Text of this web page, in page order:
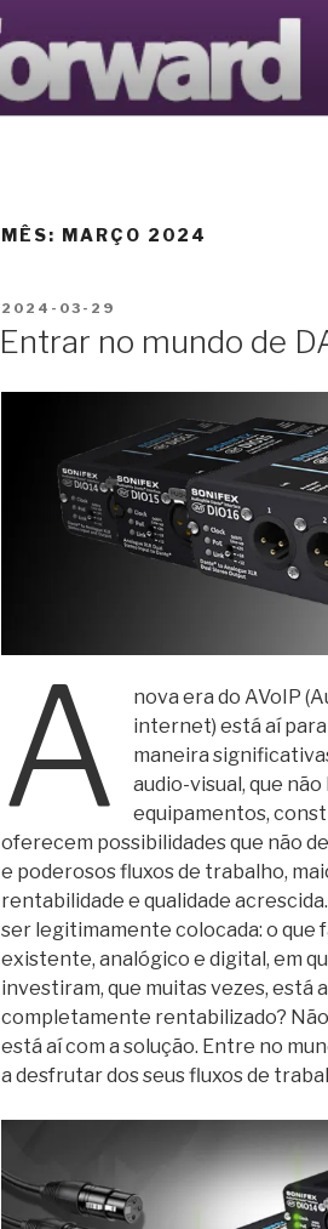
AVANTOOLS
O Blogue da Avantools Lda
MÊS: MARÇO 2024
PUBLICADO
2024-03-29
Entrar no mundo de
A
nova era do AVoIP
internet) está aí
maneira
audio-visual, que
equipamentos,
oferecem possibilidades que não
e poderosos fluxos de trabalho,
rentabilidade e qualidade
ser legitimamente colocada: o que
existente, analógico e digital, em
investiram, que muitas vezes, está
completamente rentabilizado?
está aí com a solução. Entre no
a desfrutar dos seus fluxos de